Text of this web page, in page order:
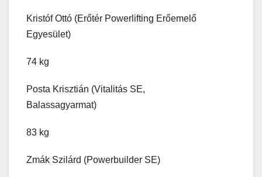
Kristóf Ottó (Erőtér Powerlifting Erőemelő
Egyesület)
74 kg
Posta Krisztián (Vitalitás SE,
Balassagyarmat)
83 kg
Zmák Szilárd (Powerbuilder SE)